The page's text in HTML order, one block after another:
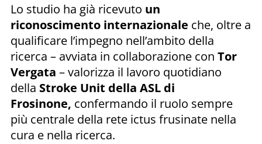
Lo studio ha già ricevuto un
riconoscimento internazionale che, oltre a
qualificare l’impegno nell’ambito della
ricerca – avviata in collaborazione con Tor
Vergata – valorizza il lavoro quotidiano
della Stroke Unit della ASL di
Frosinone, confermando il ruolo sempre
più centrale della rete ictus frusinate nella
cura e nella ricerca.